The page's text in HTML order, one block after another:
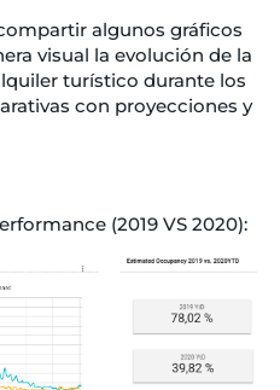
algunos gráficos
visual la evolución de la
turístico durante los
con proyecciones y
(2019 VS 2020):